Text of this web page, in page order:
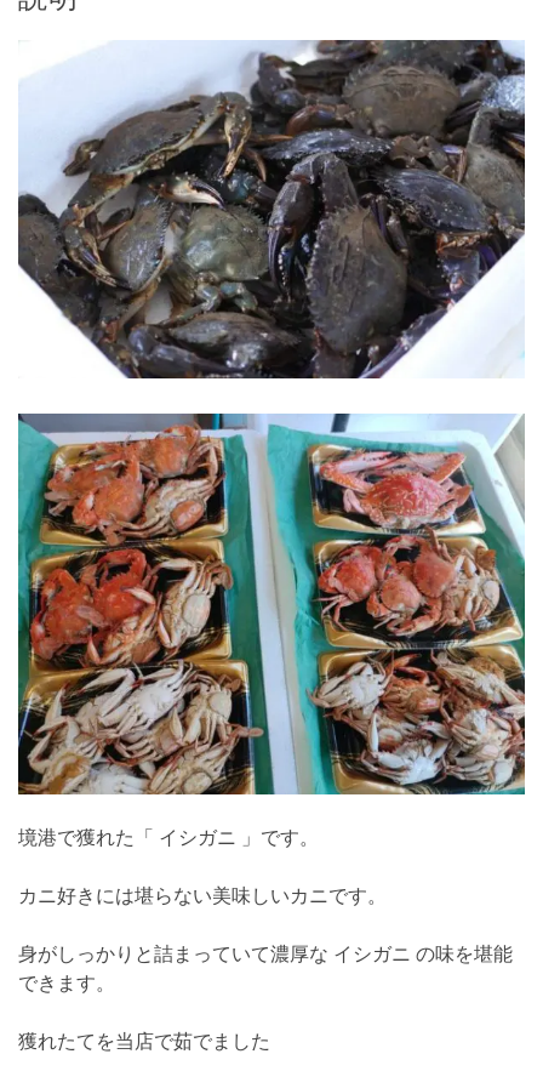
/
食
個
境港で獲れた「 イシガニ 」です。
カニ好きには堪らない美味しいカニです。
身がしっかりと詰まっていて濃厚な イシガニ の味を堪能
できます。
獲れたてを当店で茹でました